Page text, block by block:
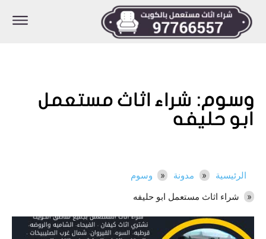
وسوم: شراء اثاث مستعمل
ابو حليفه
الرئيسية مدونة
وسوم
شراء اثاث مستعمل ابو حليفه